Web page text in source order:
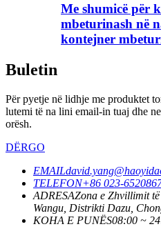
Me shumicë për
mbeturinash në
kontejner
Buletin
Për pyetje në lidhje me produktet
lutemi të na lini email-in tuaj dhe
orësh.
DËRGO
EMAIL
TELEFON+86 023-
ADRESAZona e Zhvillimit
Wangu, Distrikti Dazu,
KOHA E PUNËS08:00 ~